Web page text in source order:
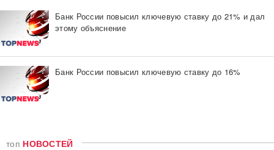
Банк России повысил ключевую ставку до 21% и дал
этому объяснение
Банк России повысил ключевую ставку до 16%
топ НОВОСТЕЙ